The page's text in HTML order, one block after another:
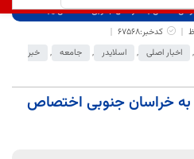
مسکن به خراسان جنوبی اختصاص یابد
کدخبر:67568
, اخبار اصلی , اسلایدر , جامعه ,
خبر
خراسان جنوبی اختصاص